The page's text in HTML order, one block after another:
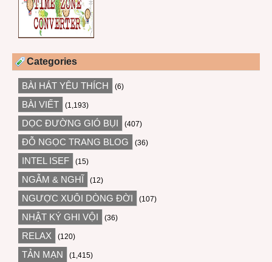
Categories
BÀI HÁT YÊU THÍCH (6)
BÀI VIẾT (1,193)
DỌC ĐƯỜNG GIÓ BỤI (407)
ĐỖ NGỌC TRANG BLOG (36)
INTEL ISEF (15)
NGẪM & NGHĨ (12)
NGƯỢC XUÔI DÒNG ĐỜI (107)
NHẬT KÝ GHI VỘI (36)
RELAX (120)
TẢN MẠN (1,415)